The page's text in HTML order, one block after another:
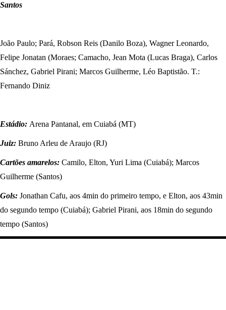
Santos
João Paulo; Pará, Robson Reis (Danilo Boza), Wagner Leonardo,
Felipe Jonatan (Moraes; Camacho, Jean Mota (Lucas Braga), Carlos
Sánchez, Gabriel Pirani; Marcos Guilherme, Léo Baptistão. T.:
Fernando Diniz
Estádio: Arena Pantanal, em Cuiabá (MT)
Juiz: Bruno Arleu de Araujo (RJ)
Cartões amarelos: Camilo, Elton, Yuri Lima (Cuiabá); Marcos
Guilherme (Santos)
Gols: Jonathan Cafu, aos 4min do primeiro tempo, e Elton, aos 43min
do segundo tempo (Cuiabá); Gabriel Pirani, aos 18min do segundo
tempo (Santos)